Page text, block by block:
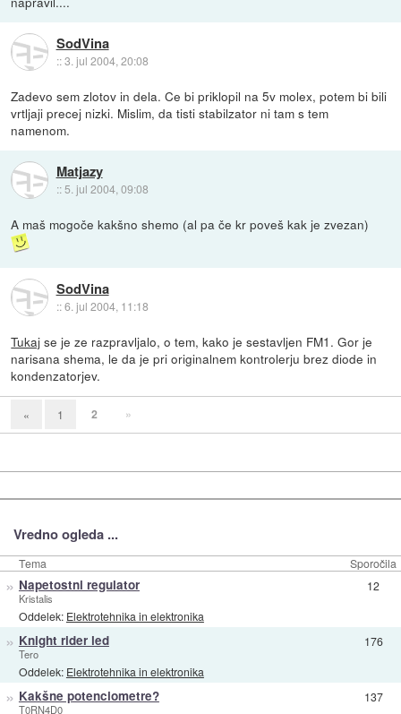
SodVina
::3. jul 2004, 20:08
Zadevo sem zlotov in dela. Ce bi priklopil na 5v molex, potem bi bili
vrtljaji precej nizki. Mislim, da tisti stabilzator ni tam s tem
namenom.
Matjazy
:: 5. jul 2004, 09:08
A maš mogoče kakšno shemo (al pa če kr poveš kak je zvezan)
SodVina
::6. jul 2004, 11:18
Tukaj se je ze razpravljalo, o tem, kako je sestavljen FM1. Gor je
narisana shema, le da je pri originalnem kontrolerju brez diode in
kondenzatorjev.
« 1 2 »
Vredno ogleda ...
Tema Sporočila
» Napetostni regulator
Kristalis
Oddelek: Elektrotehnika in elektronika
12
» Knight rider led
Tero
Oddelek: Elektrotehnika in elektronika
176
» Kakšne potenciometre?
T0RN4D0
137